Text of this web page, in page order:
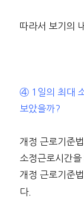
따라서 보기의
④ 1일의 최대
보았을까?
개정 근로기준
소정근로시간
개정 근로기준
다.